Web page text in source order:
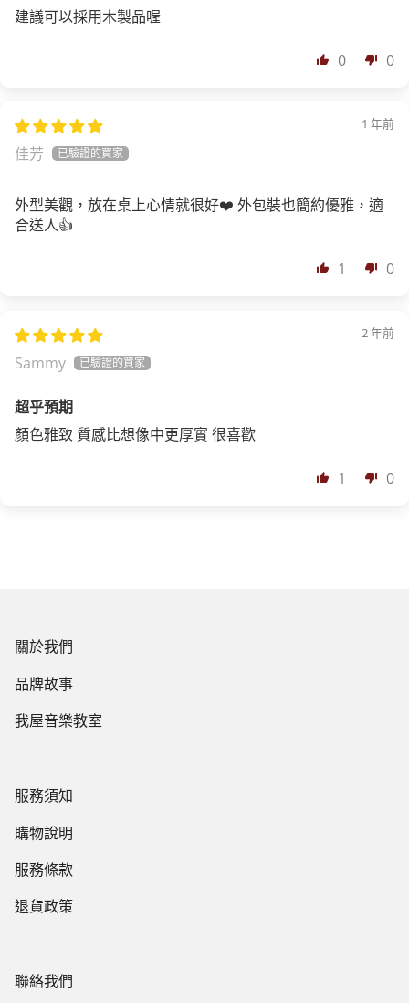
建議可以採用木製品喔
0 0
1 年前
佳芳
外型美觀，放在桌上心情就很好❤️ 外包裝也簡約優雅，適
合送人👍
1 0
2 年前
Sammy
超乎預期
顏色雅致 質感比想像中更厚實 很喜歡
1 0
關於我們
品牌故事
我屋音樂教室
服務須知
購物說明
服務條款
退貨政策
聯絡我們